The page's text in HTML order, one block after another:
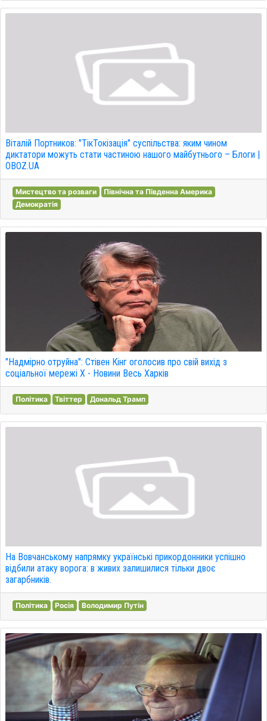
Віталій Портников: "ТікТокізація" суспільства: яким чином
диктатори можуть стати частиною нашого майбутнього – Блоги |
OBOZ.UA
Мистецтво та розваги
Північна та Південна Америка
Демократія
"Надмірно отруйна": Стівен Кінг оголосив про свій вихід з
соціальної мережі X - Новини Весь Харків
Політика Твіттер Дональд Трамп
На Вовчанському напрямку українські прикордонники успішно
відбили атаку ворога: в живих залишилися тільки двоє
загарбників.
Політика Росія Володимир Путін